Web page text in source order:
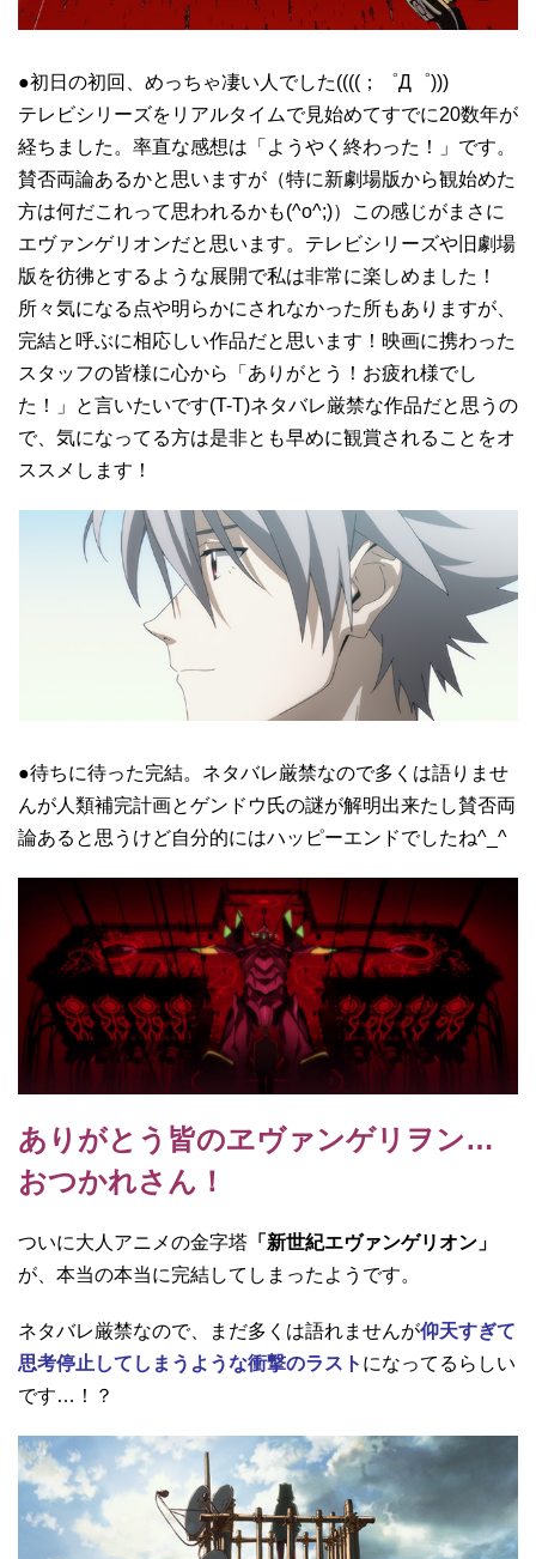
●初日の初回、めっちゃ凄い人でした((((；゜Д゜)))
テレビシリーズをリアルタイムで見始めてすでに20数年が
経ちました。率直な感想は「ようやく終わった！」です。
賛否両論あるかと思いますが（特に新劇場版から観始めた
方は何だこれって思われるかも(^o^;)）この感じがまさに
エヴァンゲリオンだと思います。テレビシリーズや旧劇場
版を彷彿とするような展開で私は非常に楽しめました！
所々気になる点や明らかにされなかった所もありますが、
完結と呼ぶに相応しい作品だと思います！映画に携わった
スタッフの皆様に心から「ありがとう！お疲れ様でし
た！」と言いたいです(T-T)ネタバレ厳禁な作品だと思うの
で、気になってる方は是非とも早めに観賞されることをオ
ススメします！
●待ちに待った完結。ネタバレ厳禁なので多くは語りませ
んが人類補完計画とゲンドウ氏の謎が解明出来たし賛否両
論あると思うけど自分的にはハッピーエンドでしたね^_^
ありがとう皆のヱヴァンゲリヲン…
おつかれさん！
ついに大人アニメの金字塔 「新世紀エヴァンゲリオン」
が、本当の本当に完結してしまったようです。
ネタバレ厳禁なので、まだ多くは語れませんが仰天すぎて
思考停止してしまうような衝撃のラスト になってるらしい
です…！？